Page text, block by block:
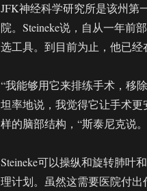
JFK神经科学研究所是该州第
院。Steineke说，自从一年前
选工具。到目前为止，他已经
“我能够用它来排练手术，移
坦率地说，我觉得它让手术
样的脑部结构，“斯泰尼克说。
Steineke可以操纵和旋转肺叶
理计划。虽然这需要医院付出